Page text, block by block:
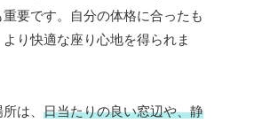
要です。自分の体格に合ったも
り快適な座り心地を得られま
は、 日当たりの良い窓辺や、静